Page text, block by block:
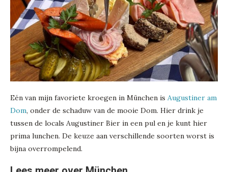
Eén van mijn favoriete kroegen in München is Augustiner am
Dom, onder de schaduw van de mooie Dom. Hier drink je
tussen de locals Augustiner Bier in een pul en je kunt hier
prima lunchen. De keuze aan verschillende soorten worst is
bijna overrompelend.